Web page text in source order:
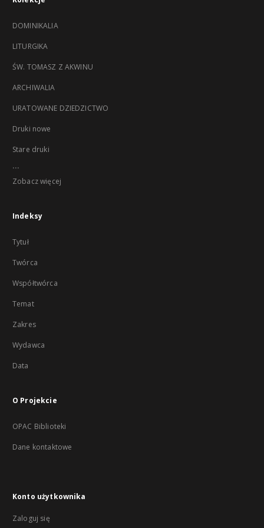
DOMINIKALIA
LITURGIKA
ŚW. TOMASZ Z AKWINU
ARCHIWALIA
URATOWANE DZIEDZICTWO
Druki nowe
Stare druki
...
Zobacz więcej
Indeksy
Tytuł
Twórca
Współtwórca
Temat
Zakres
Wydawca
Data
O Projekcie
OPAC Biblioteki
Dane kontaktowe
Konto użytkownika
Zaloguj się